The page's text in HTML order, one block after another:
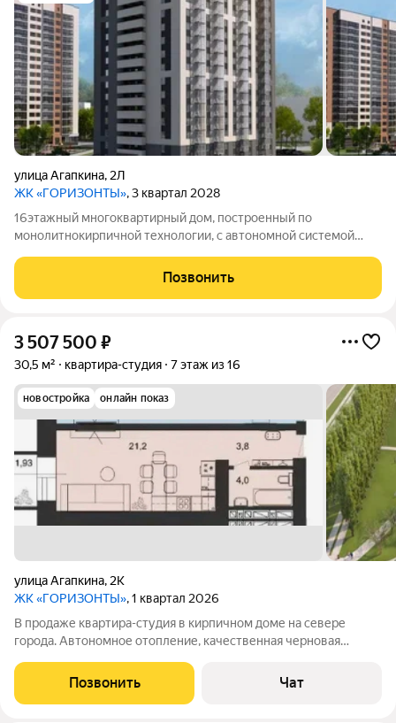
улица Агапкина, 2Л
ЖК «ГОРИЗОНТЫ», 3 квартал 2028
16этажный многоквартирный дом, построенный по
монолитнокирпичной технологии, с автономной системой
Позвонить
3 507 500 ₽
30,5 м² квартира-студия 7 этаж из 16
новостройка онлайн показ
улица Агапкина, 2К
ЖК «ГОРИЗОНТЫ», 1 квартал 2026
В продаже квартира-студия в кирпичном доме на севере
города. Автономное отопление, качественная черновая
школа, детский сад, аптеки в шаговой доступности. Отличный
вариант для тех, кто ценит
Позвонить Чат